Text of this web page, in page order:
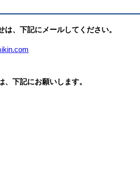
は、下記にメールしてください。
下記にお願いします。